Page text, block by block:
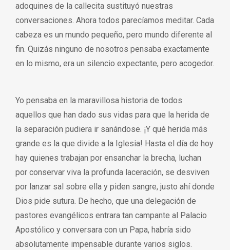
adoquines de la callecita sustituyó nuestras
conversaciones. Ahora todos parecíamos meditar. Cada
cabeza es un mundo pequeño, pero mundo diferente al
fin. Quizás ninguno de nosotros pensaba exactamente
en lo mismo, era un silencio expectante, pero acogedor.
Yo pensaba en la maravillosa historia de todos
aquellos que han dado sus vidas para que la herida de
la separación pudiera ir sanándose. ¡Y qué herida más
grande es la que divide a la Iglesia! Hasta el día de hoy
hay quienes trabajan por ensanchar la brecha, luchan
por conservar viva la profunda laceración, se desviven
por lanzar sal sobre ella y piden sangre, justo ahí donde
Dios pide sutura. De hecho, que una delegación de
pastores evangélicos entrara tan campante al Palacio
Apostólico y conversara con un Papa, habría sido
absolutamente impensable durante varios siglos.